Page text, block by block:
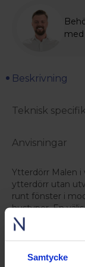
Samtycke
med
Beskrivning
Teknisk
Anvisningar
Ytterdörr Malen i
ytterdörr utan
runt fönster i
hustyper. En
Konstruktion
synliga delar